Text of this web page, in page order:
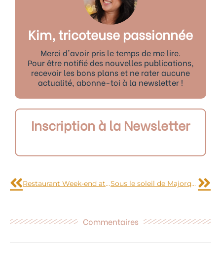
Kim, tricoteuse passionnée
Merci d'avoir pris le temps de me lire.
Pour être notifié des nouvelles publications,
recevoir les bons plans et ne rater aucune
actualité, abonne-toi à la newsletter !
Inscription à la Newsletter
Restaurant Week-end at Poitiers Sous le soleil de Majorque (1)
Commentaires